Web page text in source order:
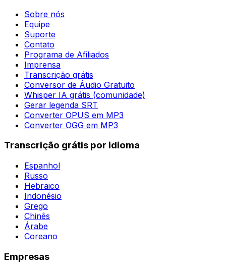
Sobre nós
Equipe
Suporte
Contato
Programa de Afiliados
Imprensa
Transcrição grátis
Conversor de Áudio Gratuito
Whisper IA grátis (comunidade)
Gerar legenda SRT
Converter OPUS em MP3
Converter OGG em MP3
Transcrição grátis por idioma
Espanhol
Russo
Hebraico
Indonésio
Grego
Chinês
Árabe
Coreano
Empresas